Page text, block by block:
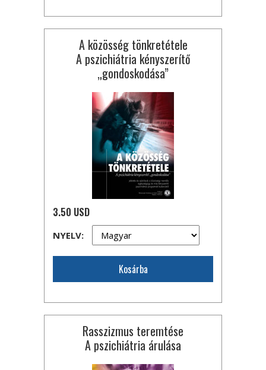
A közösség tönkretétele
A pszichiátria kényszerítő
„gondoskodása”
3.50 USD
NYELV:
Kosárba
Rasszizmus teremtése
A pszichiátria árulása